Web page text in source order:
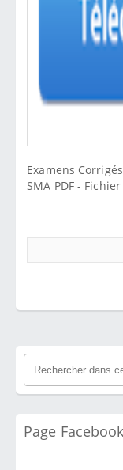
Examens
SMA PDF - Fichier
Page Facebook